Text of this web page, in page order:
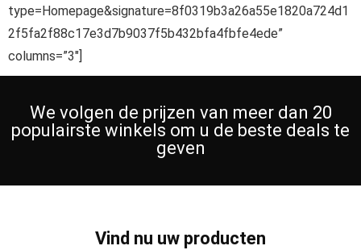
type=Homepage&signature=8f0319b3a26a55e1820a724d1
2f5fa2f88c17e3d7b9037f5b432bfa4fbfe4ede”
columns=”3″]
We volgen de prijzen van meer dan 20
populairste winkels om u de beste deals te
geven
Vind nu uw producten